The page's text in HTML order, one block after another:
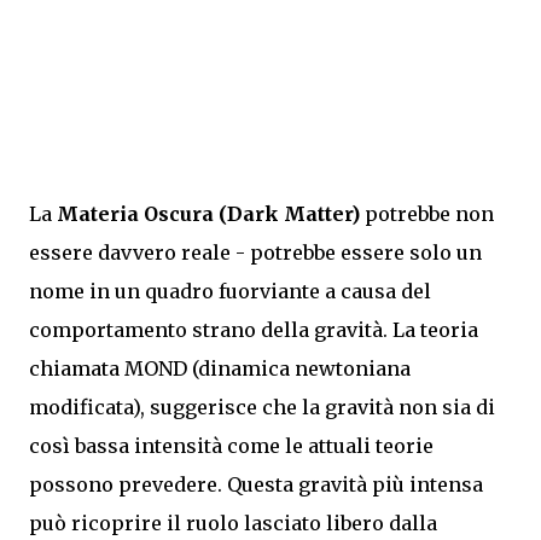
La Materia Oscura (Dark Matter) potrebbe non
essere davvero reale - potrebbe essere solo un
nome in un quadro fuorviante a causa del
comportamento strano della gravità. La teoria
chiamata MOND (dinamica newtoniana
modificata), suggerisce che la gravità non sia di
così bassa intensità come le attuali teorie
possono prevedere. Questa gravità più intensa
può ricoprire il ruolo lasciato libero dalla